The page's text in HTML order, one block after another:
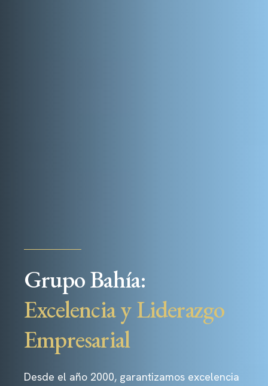
Grupo Bahía:
Excelencia y Liderazgo
Empresarial
Desde el año 2000, garantizamos excelencia